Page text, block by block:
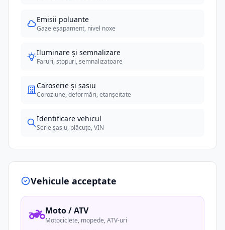
Emisii poluante
Gaze eșapament, nivel noxe
Iluminare și semnalizare
Faruri, stopuri, semnalizatoare
Caroserie și șasiu
Coroziune, deformări, etanșeitate
Identificare vehicul
Serie șasiu, plăcuțe, VIN
Vehicule acceptate
Moto / ATV
Motociclete, mopede, ATV-uri